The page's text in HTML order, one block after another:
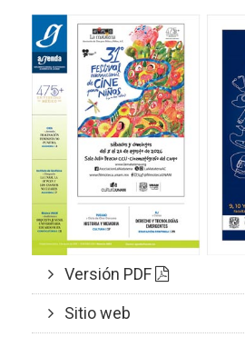
Versión PDF
Sitio web